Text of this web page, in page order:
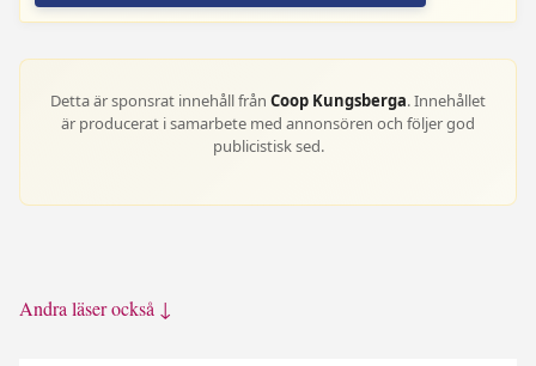
Detta är sponsrat innehåll från Coop Kungsberga. Innehållet
är producerat i samarbete med annonsören och följer god
publicistisk sed.
Andra läser också ↓